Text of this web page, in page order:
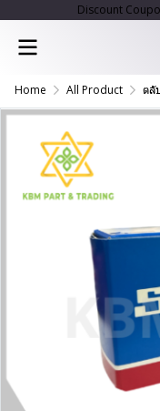
Discount
Home All Product ตลั